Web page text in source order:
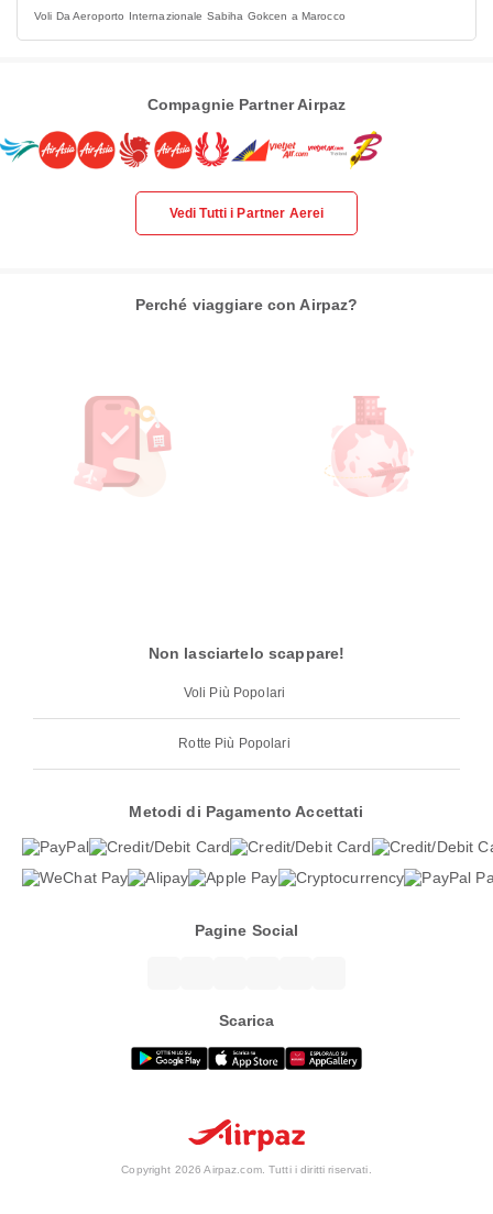
Voli Da Aeroporto Internazionale Sabiha Gokcen a Marocco
Compagnie Partner Airpaz
Vedi Tutti i Partner Aerei
Perché viaggiare con Airpaz?
Non lasciartelo scappare!
Voli Più Popolari
Rotte Più Popolari
Metodi di Pagamento Accettati
Pagine Social
Scarica
Copyright 2026 Airpaz.com. Tutti i diritti riservati.